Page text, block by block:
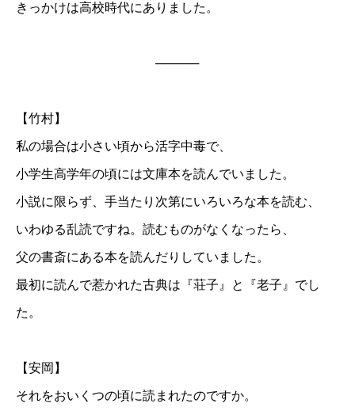
きっかけは高校時代にありました。
─────
【竹村】
私の場合は小さい頃から活字中毒で、
小学生高学年の頃には文庫本を読んでいました。
小説に限らず、手当たり次第にいろいろな本を読む、
いわゆる乱読ですね。読むものがなくなったら、
父の書斎にある本を読んだりしていました。
最初に読んで惹かれた古典は『荘子』と『老子』でし
た。
【安岡】
それをおいくつの頃に読まれたのですか。